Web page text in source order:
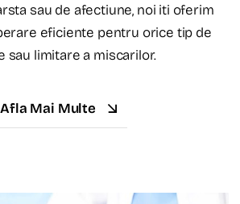
sau de afectiune, noi iti oferim
eficiente pentru orice tip de
sau limitare a miscarilor.
Afla Mai Multe